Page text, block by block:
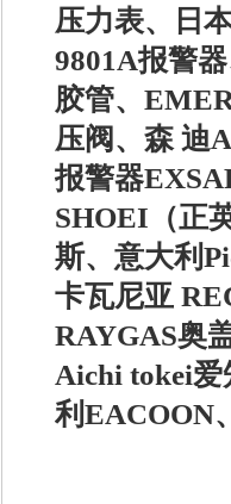
压力表、日
9801A报警
胶管、
压阀、森 迪
报警器
SHOEI（正
斯、意大利
卡瓦尼亚
RAYGAS奥
Aichi tokei
利EACOON